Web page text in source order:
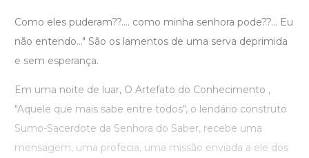
Como eles puderam??.... como minha senhora pode??... Eu
não entendo..." São os lamentos de uma serva deprimida
e sem esperança.
Em uma noite de luar, O Artefato do Conhecimento ,
"Aquele que mais sabe entre todos", o lendário construto
Sumo-Sacerdote da Senhora do Saber, recebe uma
mensagem, uma profecia, uma missão enviada a ele dos